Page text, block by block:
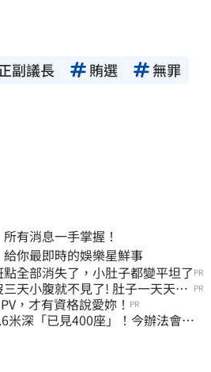
副議長 賄選 無罪
有消息一手掌握！
你最即時的娛樂星鮮事
全部消失了，小肚子都變平坦了 PR
天小腹就不見了! 肚子一天天變 PR
，才有資格說愛妳！ PR
深「已見400座」！今辦法會安